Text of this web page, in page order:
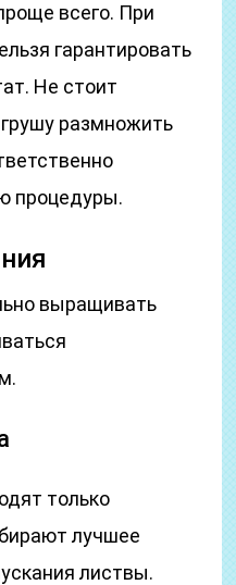
всего. При
гарантировать
Не стоит
размножить
процедуры.
выращивать
только
лучшее
листвы.